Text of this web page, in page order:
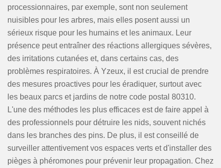
processionnaires, par exemple, sont non seulement
nuisibles pour les arbres, mais elles posent aussi un
sérieux risque pour les humains et les animaux. Leur
présence peut entraîner des réactions allergiques sévères,
des irritations cutanées et, dans certains cas, des
problèmes respiratoires. À Yzeux, il est crucial de prendre
des mesures proactives pour les éradiquer, surtout avec
les beaux parcs et jardins de notre code postal 80310.
L'une des méthodes les plus efficaces est de faire appel à
des professionnels pour détruire les nids, souvent nichés
dans les branches des pins. De plus, il est conseillé de
surveiller attentivement vos espaces verts et d'installer des
pièges à phéromones pour prévenir leur propagation. Chez